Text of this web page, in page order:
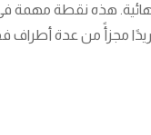
هذه نقطة مهمة
توريدًا مجزأً من عدة